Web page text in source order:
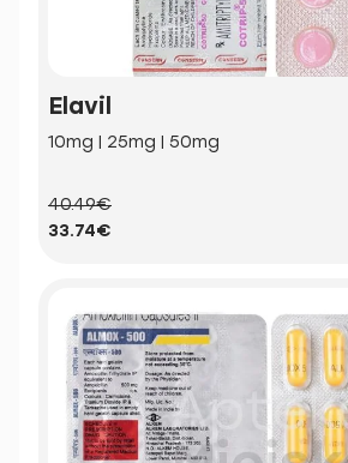
Elavil
10mg | 25mg | 50mg
40.49€
33.74€